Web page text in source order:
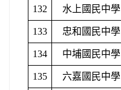
132 水上國民中學
133 忠和國民中學
134 中埔國民中學
135 六嘉國民中學